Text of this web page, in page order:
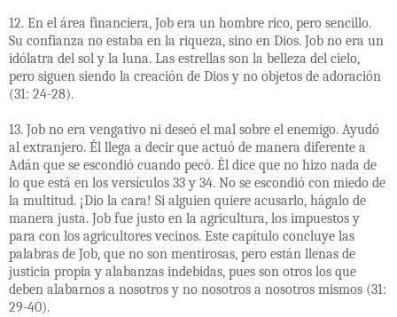
12. En el área financiera, Job era un hombre rico, pero sencillo.
Su confianza no estaba en la riqueza, sino en Dios. Job no era un
idólatra del sol y la luna. Las estrellas son la belleza del cielo,
pero siguen siendo la creación de Dios y no objetos de adoración
(31: 24-28).
13. Job no era vengativo ni deseó el mal sobre el enemigo. Ayudó
al extranjero. Él llega a decir que actuó de manera diferente a
Adán que se escondió cuando pecó. Él dice que no hizo nada de
lo que está en los versículos 33 y 34. No se escondió con miedo de
la multitud. ¡Dio la cara! Si alguien quiere acusarlo, hágalo de
manera justa. Job fue justo en la agricultura, los impuestos y
para con los agricultores vecinos. Este capítulo concluye las
palabras de Job, que no son mentirosas, pero están llenas de
justicia propia y alabanzas indebidas, pues son otros los que
deben alabarnos a nosotros y no nosotros a nosotros mismos (31:
29-40).